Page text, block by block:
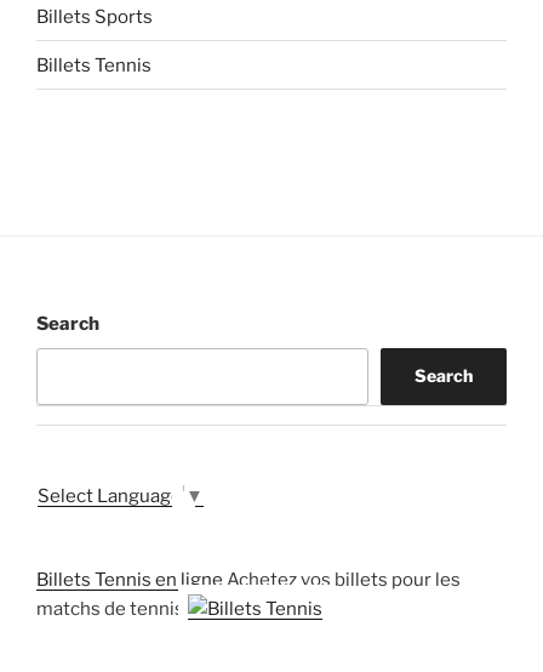
Billets Sports
Billets Tennis
Search
Search
Select Language ▼
Billets Tennis en ligne Achetez vos billets pour les
matchs de tennis